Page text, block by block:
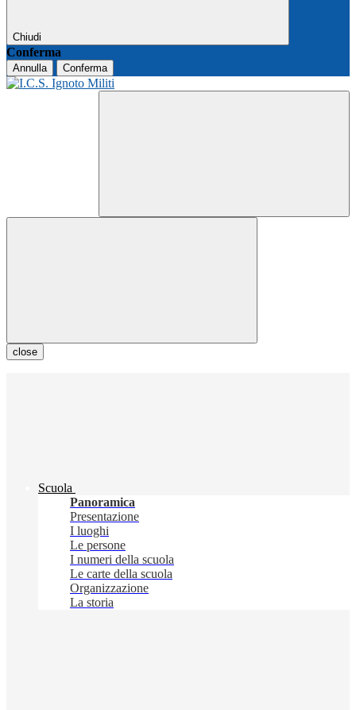
Chiudi
Conferma
Annulla Conferma
close
Scuola
Panoramica
Presentazione
I luoghi
Le persone
I numeri della scuola
Le carte della scuola
Organizzazione
La storia